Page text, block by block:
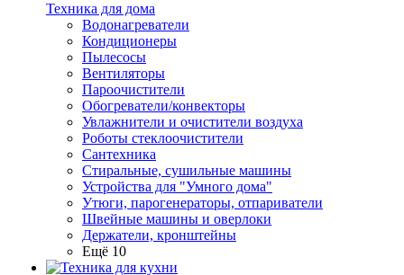
Техника для дома
Водонагреватели
Кондиционеры
Пылесосы
Вентиляторы
Пароочистители
Обогреватели/конвекторы
Увлажнители и очистители воздуха
Роботы стеклоочистители
Сантехника
Стиральные, сушильные машины
Устройства для "Умного дома"
Утюги, парогенераторы, отпариватели
Швейные машины и оверлоки
Держатели, кронштейны
Ещё 10